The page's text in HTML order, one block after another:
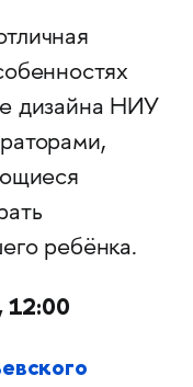
дизайна НИУ
ребёнка.
12:00